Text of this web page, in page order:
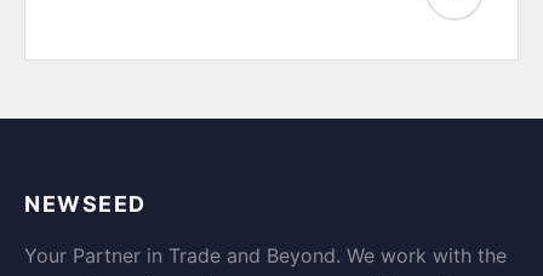
NEWSEED
Your Partner in Trade and Beyond. We work with the